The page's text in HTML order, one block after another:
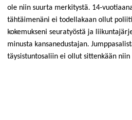
ole niin suurta merkitystä. 14-
tähtäimenäni ei todellakaan ollut
kokemukseni seuratyöstä ja
minusta kansanedustajan.
täysistuntosaliin ei ollut sittenkään niin